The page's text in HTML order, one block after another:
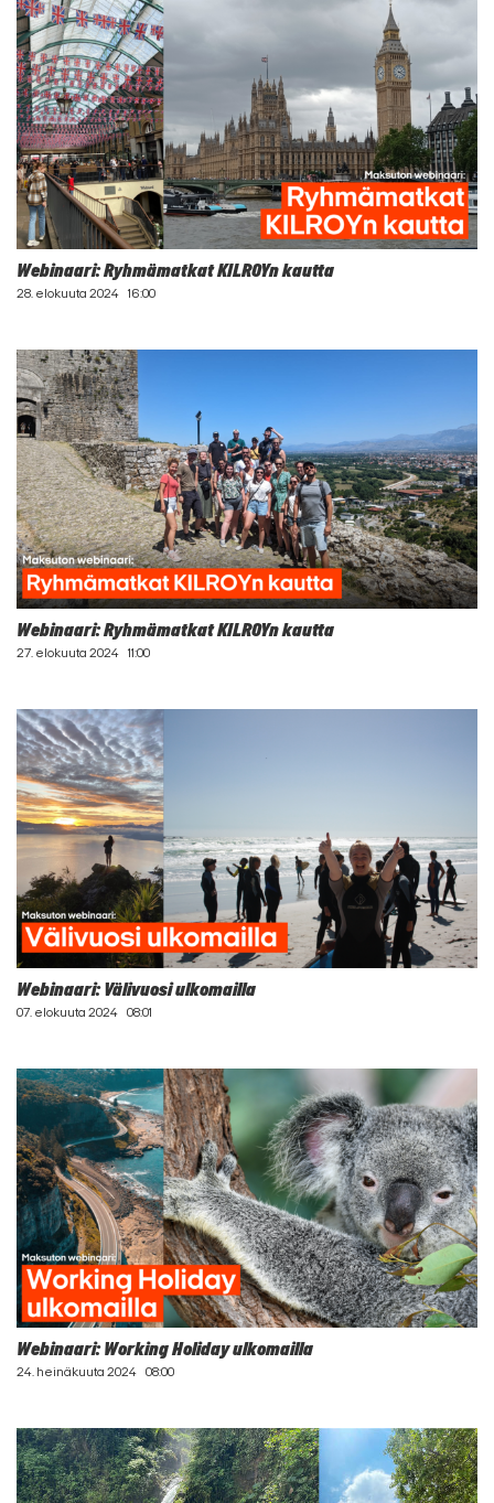
Webinaari: Ryhmämatkat KILROYn kautta
28. elokuuta 2024 16:00
Webinaari: Ryhmämatkat KILROYn kautta
27. elokuuta 2024 11:00
Webinaari: Välivuosi ulkomailla
07. elokuuta 2024 08:01
Webinaari: Working Holiday ulkomailla
24. heinäkuuta 2024 08:00